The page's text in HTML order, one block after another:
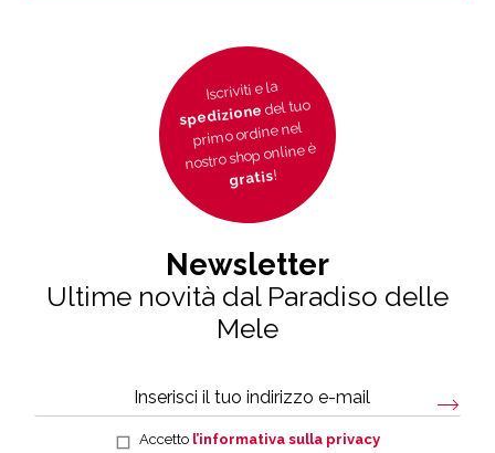
Iscriviti e la
spedizionedel tuo
primo ordine nel
nostro shop online è
gratis!
Newsletter
Ultime novità dal Paradiso delle
Mele
Accetto l’informativa sulla privacy